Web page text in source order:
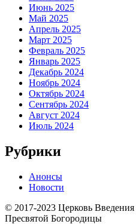
Июнь 2025
Май 2025
Апрель 2025
Март 2025
Февраль 2025
Январь 2025
Декабрь 2024
Ноябрь 2024
Октябрь 2024
Сентябрь 2024
Август 2024
Июль 2024
Рубрики
Анонсы
Новости
© 2017-2023 Церковь
Пресвятой Богородицы